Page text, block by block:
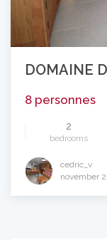
DOMAINE
8 personnes
2
bedrooms
cedric_v
november